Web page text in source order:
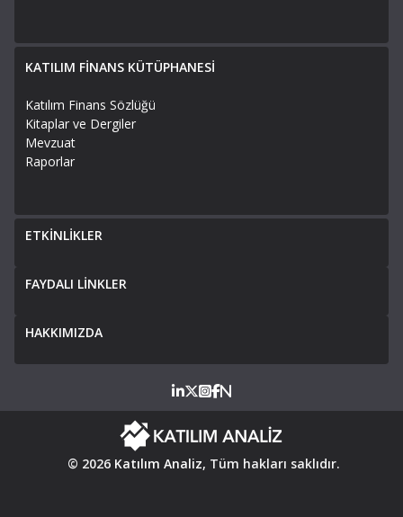
KATILIM FİNANS KÜTÜPHANESİ
Katılım Finans Sözlüğü
Kitaplar ve Dergiler
Mevzuat
Raporlar
ETKİNLİKLER
FAYDALI LİNKLER
HAKKIMIZDA
© 2026 Katılım Analiz, Tüm hakları saklıdır.